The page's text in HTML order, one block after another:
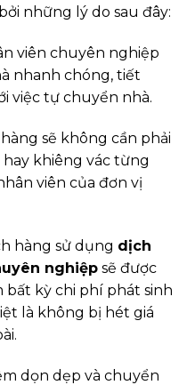
những lý do sau đây:
viên chuyên nghiệp
nhanh chóng, tiết
việc tự chuyển nhà.
sẽ không cần phải
khiêng vác từng
viên của đơn vị
hàng sử dụng dịch
nghiệp sẽ được
bất kỳ chi phí phát sinh
là không bị hét giá
dọn dẹp và chuyển